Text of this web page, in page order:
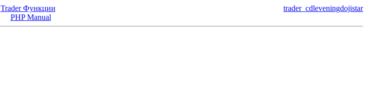
trader_cdleveningdojistar
Trader Функции
PHP Manual